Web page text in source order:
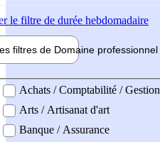
le filtre de durée hebdomadaire
filtres de Domaine professionnel
professionel
Achats / Comptabilité / Gestion
Arts / Artisanat d'art
Banque / Assurance